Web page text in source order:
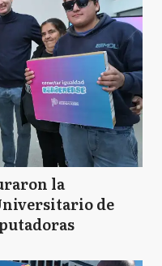
la
de